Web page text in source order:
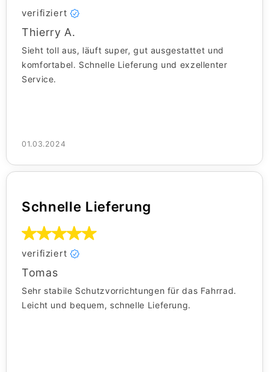
verifiziert
Thierry A.
Sieht toll aus, läuft super, gut ausgestattet und
komfortabel. Schnelle Lieferung und exzellenter
Service.
01.03.2024
Schnelle Lieferung
verifiziert
Tomas
Sehr stabile Schutzvorrichtungen für das Fahrrad.
Leicht und bequem, schnelle Lieferung.